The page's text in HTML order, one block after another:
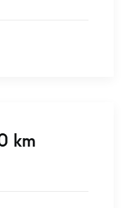
km